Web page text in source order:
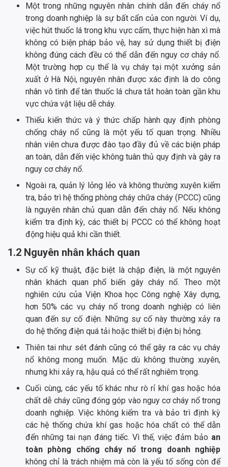
Một trong những nguyên nhân chính dẫn đến cháy nổ
trong doanh nghiệp là sự bất cẩn của con người. Ví dụ,
việc hút thuốc lá trong khu vực cấm, thực hiện hàn xì mà
không có biện pháp bảo vệ, hay sử dụng thiết bị điện
không đúng cách đều có thể dẫn đến nguy cơ cháy nổ.
Một trường hợp cụ thể là vụ cháy tại một xưởng sản
xuất ở Hà Nội, nguyên nhân được xác định là do công
nhân vô tình để tàn thuốc lá chưa tắt hoàn toàn gần khu
vực chứa vật liệu dễ cháy.
Thiếu kiến thức và ý thức chấp hành quy định phòng
chống cháy nổ cũng là một yếu tố quan trọng. Nhiều
nhân viên chưa được đào tạo đầy đủ về các biện pháp
an toàn, dẫn đến việc không tuân thủ quy định và gây ra
nguy cơ cháy nổ.
Ngoài ra, quản lý lỏng lẻo và không thường xuyên kiểm
tra, bảo trì hệ thống phòng cháy chữa cháy (PCCC) cũng
là nguyên nhân chủ quan dẫn đến cháy nổ. Nếu không
kiểm tra định kỳ, các thiết bị PCCC có thể không hoạt
động hiệu quả khi cần thiết.
1.2 Nguyên nhân khách quan
Sự cố kỹ thuật, đặc biệt là chập điện, là một nguyên
nhân khách quan phổ biến gây cháy nổ. Theo một
nghiên cứu của Viện Khoa học Công nghệ Xây dựng,
hơn 50% các vụ cháy nổ trong doanh nghiệp có liên
quan đến sự cố điện. Những sự cố này thường xảy ra
do hệ thống điện quá tải hoặc thiết bị điện bị hỏng.
Thiên tai như sét đánh cũng có thể gây ra các vụ cháy
nổ không mong muốn. Mặc dù không thường xuyên,
nhưng khi xảy ra, hậu quả có thể rất nghiêm trọng.
Cuối cùng, các yếu tố khác như rò rỉ khí gas hoặc hóa
chất dễ cháy cũng đóng góp vào nguy cơ cháy nổ trong
doanh nghiệp. Việc không kiểm tra và bảo trì định kỳ
các hệ thống chứa khí gas hoặc hóa chất có thể dẫn
đến những tai nạn đáng tiếc. Vì thế, việc đảm bảo an
toàn phòng chống cháy nổ trong doanh nghiệp
không chỉ là trách nhiệm mà còn là yếu tố sống còn để